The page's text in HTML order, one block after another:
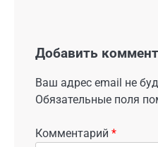
Добавить
Ваш адрес email не
Обязательные поля
Комментарий *